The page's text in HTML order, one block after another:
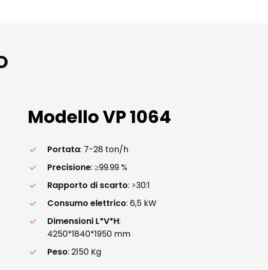
ModelloVP1064
Portata: 7-28 ton/h
Precisione: ≥99.99 %
Rapporto di scarto: >30:1
Consumo elettrico: 6,5 kW
Dimensioni L*V*H:
4250*1840*1950 mm
Peso: 2150 Kg